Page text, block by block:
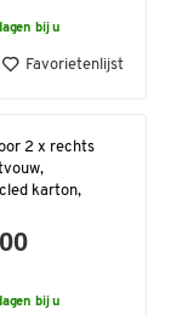
bij u
Favorietenlijst
2 x rechts
karton,
bij u